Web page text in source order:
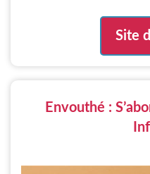
Site
Envouthé :